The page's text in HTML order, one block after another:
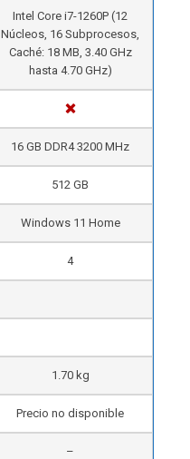
Intel Core i7-1260P ​(12
Núcleos, 16 Subprocesos,
Caché: 18 MB, 3.40 GHz
hasta 4.70 GHz)
16 GB DDR4 3200 MHz
512 GB
Windows 11 Home
4
1.70 kg
Precio no disponible
–